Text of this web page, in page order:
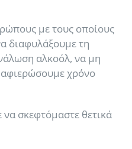
με τους οποίους
διαφυλάξουμε τη
αλκοόλ, να μη
αφιερώσουμε χρόνο
σκεφτόμαστε θετικά